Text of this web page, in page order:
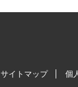
サイトマップ 個